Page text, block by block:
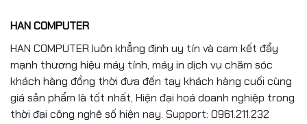
HAN COMPUTER
HAN COMPUTER luôn khẳng định uy tín và cam kết đẩy
mạnh thương hiệu máy tính, máy in dịch vụ chăm sóc
khách hàng đồng thời đưa đến tay khách hàng cuối cùng
giá sản phẩm là tốt nhất, Hiện đại hoá doanh nghiệp trong
thời đại công nghệ số hiện nay. Support: 0961.211.232